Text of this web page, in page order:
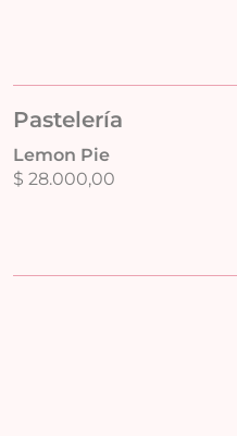
Pastelería
Lemon Pie
$ 28.000,00